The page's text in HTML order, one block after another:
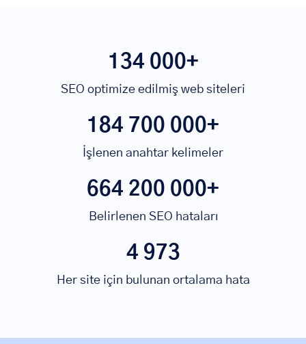
134 000+
SEO optimize edilmiş web siteleri
184 700 000+
İşlenen anahtar kelimeler
664 200 000+
Belirlenen SEO hataları
4 973
Her site için bulunan ortalama hata